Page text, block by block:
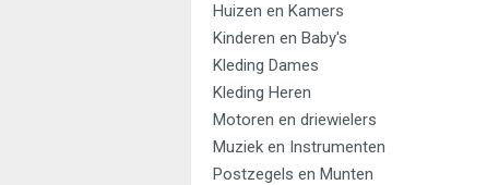
Huizen en Kamers
Kinderen en Baby's
Kleding Dames
Kleding Heren
Motoren en driewielers
Muziek en Instrumenten
Postzegels en Munten